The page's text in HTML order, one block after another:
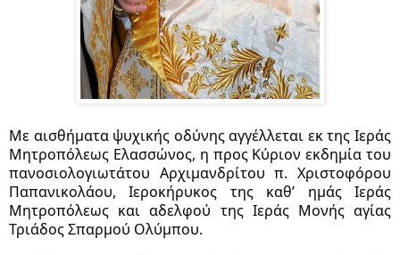
Με αισθήματα ψυχικής οδύνης αγγέλλεται εκ της Ιεράς
Μητροπόλεως Ελασσώνος, η προς Κύριον εκδημία του
πανοσιολογιωτάτου Αρχιμανδρίτου π. Χριστοφόρου
Παπανικολάου, Ιεροκήρυκος της καθ’ ημάς Ιεράς
Μητροπόλεως και αδελφού της Ιεράς Μονής αγίας
Τριάδος Σπαρμού Ολύμπου.